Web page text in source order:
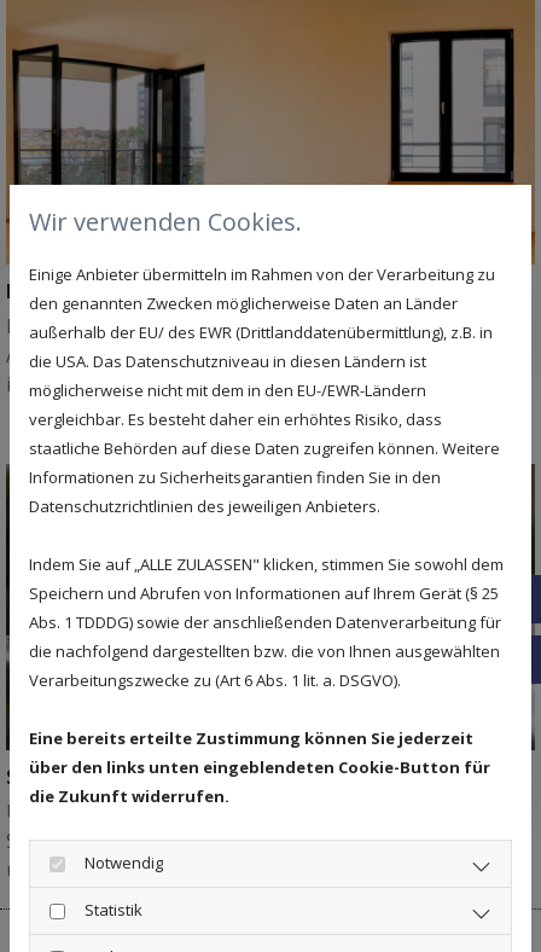
Fenster und Insektenschutz
Fenster und Insektenschutzgitter in individueller
Ausführung erhalten Sie bei uns. Evers Metallbau GmbH
in Osnabrück.... mehr erfahren
Sonderanfertigungen
Unser Unternehmen bietet hochwertige
Sonderanfertigungen für Skulpturen, Wegeinfassungen
und Informationstafeln.
Wir verwenden Cookies.
Einige Anbieter übermitteln im Rahmen von der Verarbeitung zu
den genannten Zwecken möglicherweise Daten an Länder
außerhalb der EU/ des EWR (Drittlanddatenübermittlung), z.B. in
die USA. Das Datenschutzniveau in diesen Ländern ist
möglicherweise nicht mit dem in den EU-/EWR-Ländern
vergleichbar. Es besteht daher ein erhöhtes Risiko, dass
staatliche Behörden auf diese Daten zugreifen können. Weitere
Informationen zu Sicherheitsgarantien finden Sie in den
Datenschutzrichtlinien des jeweiligen Anbieters.
Indem Sie auf „ALLE ZULASSEN" klicken, stimmen Sie sowohl dem
Speichern und Abrufen von Informationen auf Ihrem Gerät (§ 25
Abs. 1 TDDDG) sowie der anschließenden Datenverarbeitung für
die nachfolgend dargestellten bzw. die von Ihnen ausgewählten
Verarbeitungszwecke zu (Art 6 Abs. 1 lit. a. DSGVO).
Eine bereits erteilte Zustimmung können Sie jederzeit
über den links unten eingeblendeten Cookie-Button für
die Zukunft widerrufen.
Notwendig
Statistik